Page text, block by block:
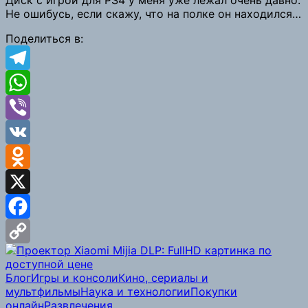
Link
Не ошибусь, если скажу, что на полке он находился…
Поделиться в:
Telegram
WhatsApp
Viber
VK
Odnoklassniki
X
Facebook
Copy
Link
БлогИгры и консолиКино, сериалы и
мультфильмыНаука и технологииПокупки
онлайнРазвлечения